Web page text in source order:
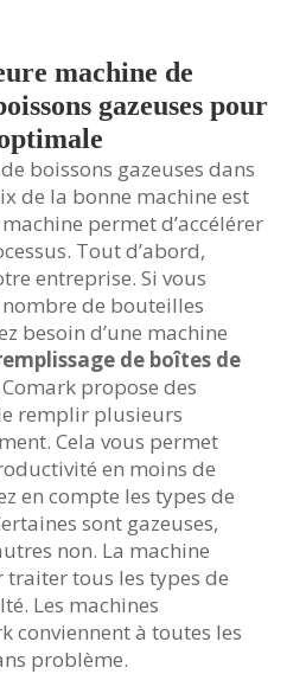
machine de
gazeuses pour
boissons gazeuses dans
de la bonne machine est
permet d’accélérer
Tout d’abord,
entreprise. Si vous
de bouteilles
besoin d’une machine
de boîtes de
propose des
remplir plusieurs
Cela vous permet
en moins de
en compte les types de
sont gazeuses,
non. La machine
tous les types de
Les machines
conviennent à toutes les
problème.